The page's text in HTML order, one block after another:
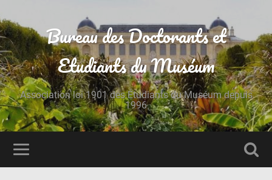
Bureau des Doctorants et
Etudiants du Muséum
Association loi 1901 des Étudiants du Muséum depuis
1996